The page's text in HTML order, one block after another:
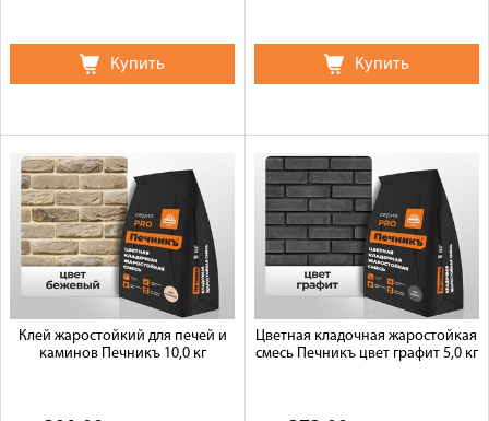
Купить Купить
Клей жаростойкий для печей и
каминов Печникъ 10,0 кг
Цветная кладочная жаростойкая
смесь Печникъ цвет графит 5,0 кг